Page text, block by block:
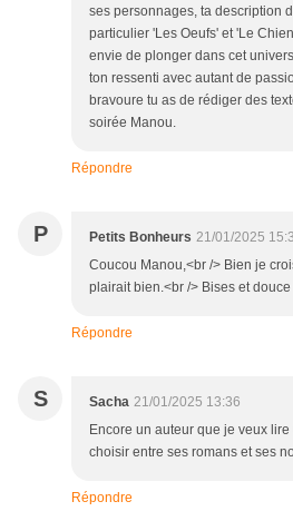
ses personnages, ta description
particulier 'Les Oeufs' et 'Le
envie de plonger dans cet
ton ressenti avec autant de
bravoure tu as de rédiger des
soirée Manou.
Répondre
P Petits Bonheurs 21/01/2025
Coucou Manou,<br /> Bien je
plairait bien.<br /> Bises et
Répondre
S Sacha 21/01/2025 13:36
Encore un auteur que je veux
choisir entre ses romans et ses
Répondre